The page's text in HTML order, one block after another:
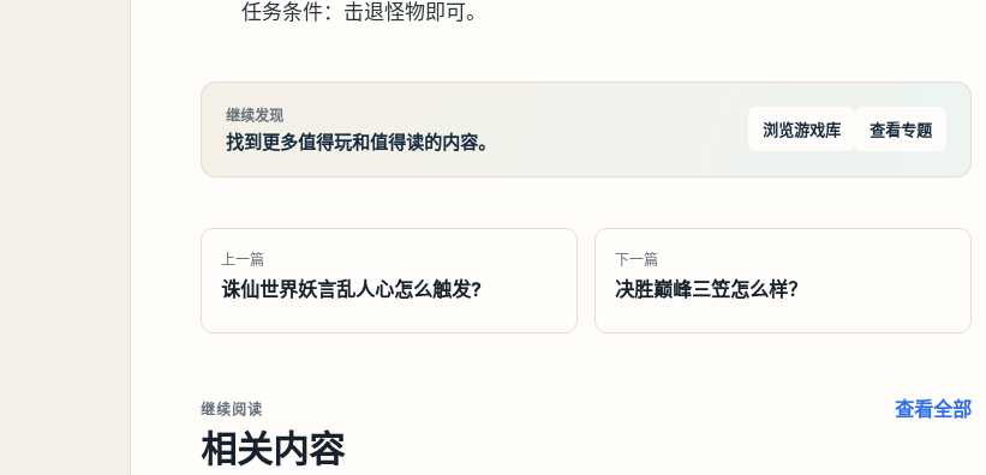
任务条件：击退怪物即可。
继续发现
找到更多值得玩和值得读的内容。
浏览游戏库 查看专题
上一篇
诛仙世界妖言乱人心怎么触发?
下一篇
决胜巅峰三笠怎么样？
继续阅读
相关内容
查看全部